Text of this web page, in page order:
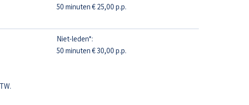
50 minuten € 25,00 p.p.
Niet-leden*:
50 minuten € 30,00 p.p.